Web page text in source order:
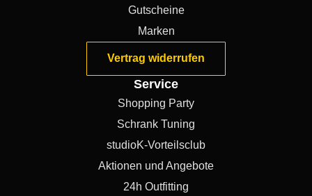
Gutscheine
Marken
Vertrag widerrufen
Service
Shopping Party
Schrank Tuning
studioK-Vorteilsclub
Aktionen und Angebote
24h Outfitting